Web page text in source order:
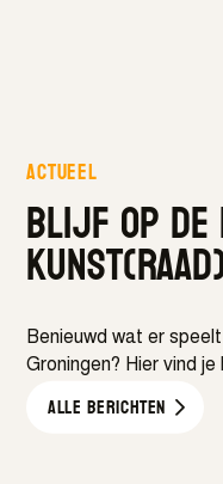
Actueel
Blijf op de
Benieuwd wat er
Groningen? Hier vind
Alle berichten